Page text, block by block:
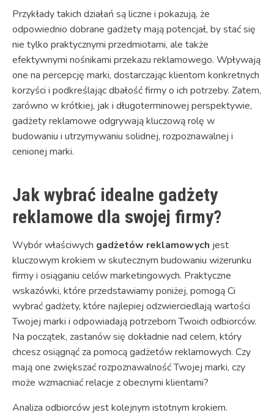
Przykłady takich działań są liczne i pokazują, że
odpowiednio dobrane gadżety mają potencjał, by stać się
nie tylko praktycznymi przedmiotami, ale także
efektywnymi nośnikami przekazu reklamowego. Wpływają
one na percepcję marki, dostarczając klientom konkretnych
korzyści i podkreślając dbałość firmy o ich potrzeby. Zatem,
zarówno w krótkiej, jak i długoterminowej perspektywie,
gadżety reklamowe odgrywają kluczową rolę w
budowaniu i utrzymywaniu solidnej, rozpoznawalnej i
cenionej marki.
Jak wybrać idealne gadżety
reklamowe dla swojej firmy?
Wybór właściwych gadżetów reklamowych jest
kluczowym krokiem w skutecznym budowaniu wizerunku
firmy i osiąganiu celów marketingowych. Praktyczne
wskazówki, które przedstawiamy poniżej, pomogą Ci
wybrać gadżety, które najlepiej odzwierciedlają wartości
Twojej marki i odpowiadają potrzebom Twoich odbiorców.
Na początek, zastanów się dokładnie nad celem, który
chcesz osiągnąć za pomocą gadżetów reklamowych. Czy
mają one zwiększać rozpoznawalność Twojej marki, czy
może wzmacniać relacje z obecnymi klientami?
Analiza odbiorców jest kolejnym istotnym krokiem.